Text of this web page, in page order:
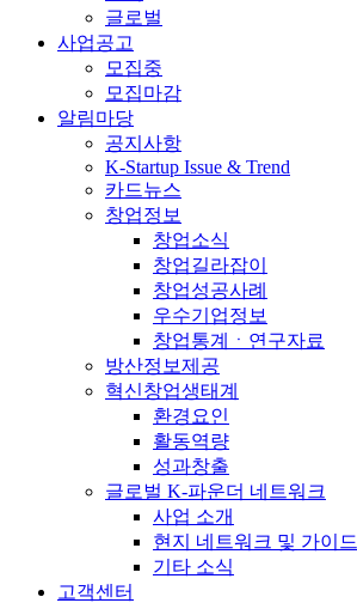
글로벌
사업공고
모집중
모집마감
알림마당
공지사항
K-Startup Issue & Trend
카드뉴스
창업정보
창업소식
창업길라잡이
창업성공사례
우수기업정보
창업통계ㆍ연구자료
방산정보제공
혁신창업생태계
환경요인
활동역량
성과창출
글로벌 K-파운더 네트워크
사업 소개
현지 네트워크 및 가이드
기타 소식
고객센터